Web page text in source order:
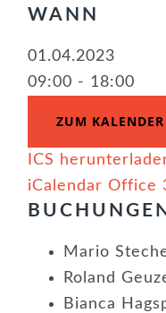
WANN
01.04.2023
09:00 - 18:00
ZUM
ICS
iCalendar Office
BUCHUNGEN
Mario
Roland
Bianca